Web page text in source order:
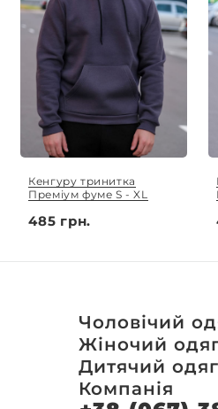
Кенгуру тринитка
Преміум фуме S - XL
485 грн.
Чоловічий
Футболки
Футболки Polo
Кофти
Світшот
Кенгуру
Жіночий
Футболки
Поло
Кофти
Дитячий одяг
Футболки
Кофти
Компанія